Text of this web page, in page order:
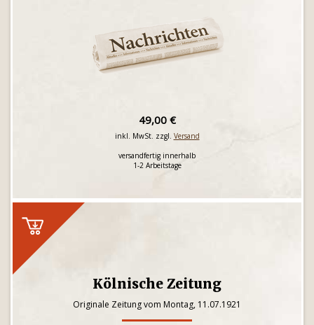
49,00 €
inkl. MwSt. zzgl. Versand
versandfertig innerhalb
1-2 Arbeitstage
Kölnische Zeitung
Originale Zeitung vom Montag, 11.07.1921